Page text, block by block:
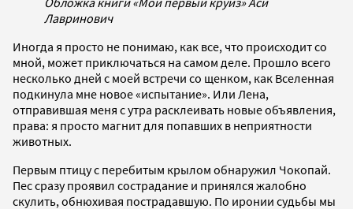
Лавринович
Иногда я просто не понимаю, как все, что происходит со
мной, может приключаться на самом деле. Прошло всего
несколько дней с моей встречи со щенком, как Вселенная
подкинула мне новое «испытание». Или Лена,
отправившая меня с утра расклеивать новые объявления,
права: я просто магнит для попавших в неприятности
животных.
Первым птицу с перебитым крылом обнаружил Чокопай.
Пес сразу проявил сострадание и принялся жалобно
скулить, обнюхивая пострадавшую. По иронии судьбы мы